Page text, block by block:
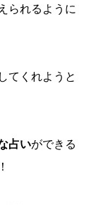
られるように
てくれようと
占いができる